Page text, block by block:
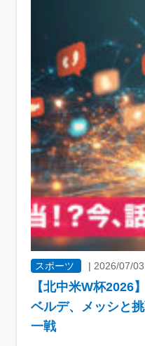
スポーツ |2026/07/03
【北中米W杯2026
ベルデ、メッシと
一戦